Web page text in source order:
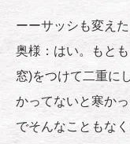
ーーサッシも変え
奥様：はい。もと
窓)をつけて二重に
かってないと寒か
でそんなこともな